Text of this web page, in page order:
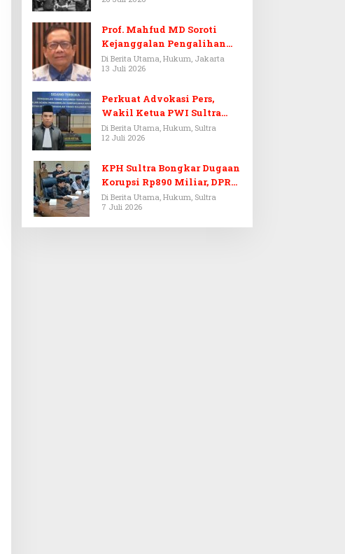
Prof. Mahfud MD Soroti
Kejanggalan Pengalihan
Penyelidikan Tersangka
Febrie Adriansyah
Di Berita Utama, Hukum, Jakarta
13 Juli 2026
Perkuat Advokasi Pers,
Wakil Ketua PWI Sultra
Resmi Dilantik Menjadi
Advokat PERADI
Di Berita Utama, Hukum, Sultra
12 Juli 2026
KPH Sultra Bongkar Dugaan
Korupsi Rp890 Miliar, DPRD
Sultra Gelar RDP
Di Berita Utama, Hukum, Sultra
7 Juli 2026